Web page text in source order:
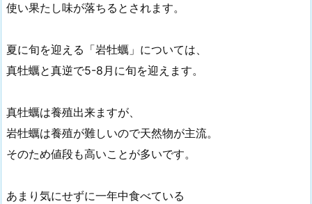
使い果たし味が落ちるとされます。
夏に旬を迎える「岩牡蠣」については、
真牡蠣と真逆で5-8月に旬を迎えます。
真牡蠣は養殖出来ますが、
岩牡蠣は養殖が難しいので天然物が主流。
そのため値段も高いことが多いです。
あまり気にせずに一年中食べている